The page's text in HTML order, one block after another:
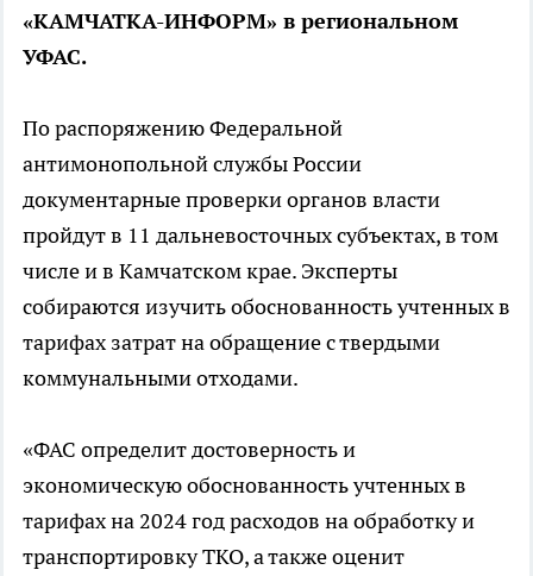
«КАМЧАТКА-ИНФОРМ» в региональном
УФАС.
По распоряжению Федеральной
антимонопольной службы России
документарные проверки органов власти
пройдут в 11 дальневосточных субъектах, в том
числе и в Камчатском крае. Эксперты
собираются изучить обоснованность учтенных в
тарифах затрат на обращение с твердыми
коммунальными отходами.
«ФАС определит достоверность и
экономическую обоснованность учтенных в
тарифах на 2024 год расходов на обработку и
транспортировку ТКО, а также оценит